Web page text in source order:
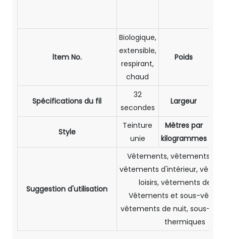
ltem No.
Biologique,
extensible,
respirant,
chaud
Poids
Spécifications du fil
32
secondes
Largeur
Style
Teinture
unie
Mètres par
kilogrammes
Suggestion d'utilisation
Vêtements, vêtements de
vêtements d'intérieur,
loisirs, vêtements de
Vêtements et sous-
vêtements de nuit, sous-
thermiques